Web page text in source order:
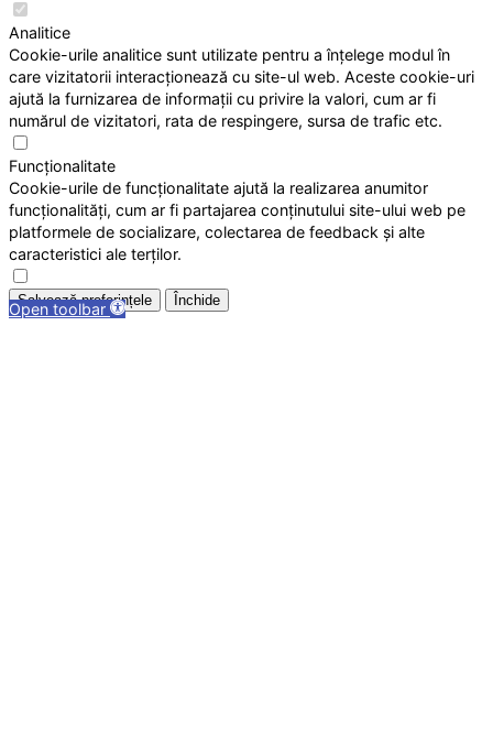
Open toolbar
Analitice
Cookie-urile analitice sunt utilizate pentru a înțelege modul în
care vizitatorii interacționează cu site-ul web. Aceste cookie-uri
ajută la furnizarea de informații cu privire la valori, cum ar fi
numărul de vizitatori, rata de respingere, sursa de trafic etc.
Funcționalitate
Cookie-urile de funcționalitate ajută la realizarea anumitor
funcționalități, cum ar fi partajarea conținutului site-ului web pe
platformele de socializare, colectarea de feedback și alte
caracteristici ale terților.
Salvează preferințele Închide